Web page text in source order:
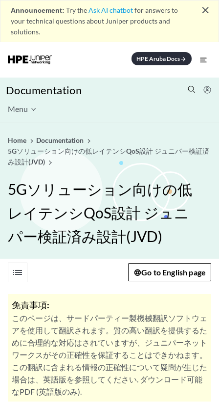
Announcement: Try theAsk AI chatbotfor answers to
your technical questions about Juniper products and
solutions.
close
HPE Aruba Docsarrow_forward
Documentation
Menu
Home
Documentation
5Gソリューション向けの低レイテンシQoS設計 ジュニパー検証済
み設計(JVD)
5Gソリューション向けの低
レイテンシQoS設計 ジュニ
パー検証済み設計(JVD)
list Go to English page
免責事項:
このページは、サードパーティー製機械翻訳ソフトウェ
アを使用して翻訳されます。質の高い翻訳を提供するた
めに合理的な対応はされていますが、ジュニパーネット
ワークスがその正確性を保証することはできかねます。
この翻訳に含まれる情報の正確性について疑問が生じた
場合は、英語版を参照してください. ダウンロード可能
なPDF (英語版のみ).